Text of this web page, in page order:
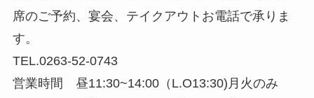
席のご予約、宴会、テイクアウトお電話で承りま
す。
TEL.0263-52-0743
営業時間 昼11:30~14:00（L.O13:30)月火のみ